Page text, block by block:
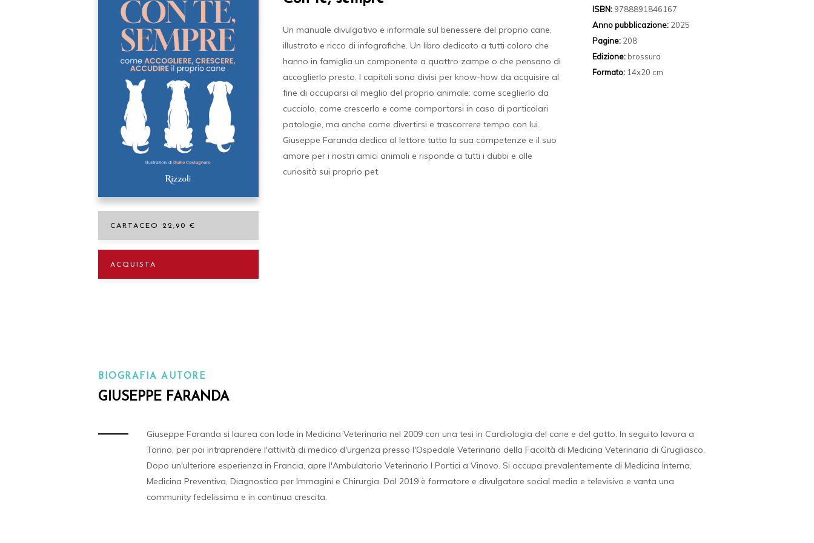
CARTACEO 22,90 €
ACQUISTA
Un manuale divulgativo e informale sul benessere del proprio cane,
illustrato e ricco di infografiche. Un libro dedicato a tutti coloro che
hanno in famiglia un componente a quattro zampe o che pensano di
accoglierlo presto. I capitoli sono divisi per know-how da acquisire al
fine di occuparsi al meglio del proprio animale: come sceglierlo da
cucciolo, come crescerlo e come comportarsi in caso di particolari
patologie, ma anche come divertirsi e trascorrere tempo con lui.
Giuseppe Faranda dedica al lettore tutta la sua competenze e il suo
amore per i nostri amici animali e risponde a tutti i dubbi e alle
curiosità sui proprio pet.
ISBN:9788891846167
Anno pubblicazione:2025
Pagine:208
Edizione:brossura
Formato:14x20 cm
BIOGRAFIA AUTORE
GIUSEPPE FARANDA
Giuseppe Faranda si laurea con lode in Medicina Veterinaria nel 2009 con una tesi in Cardiologia del cane e del gatto. In seguito lavora a
Torino, per poi intraprendere l'attività di medico d'urgenza presso l'Ospedale Veterinario della Facoltà di Medicina Veterinaria di Grugliasco.
Dopo un'ulteriore esperienza in Francia, apre l'Ambulatorio Veterinario I Portici a Vinovo. Si occupa prevalentemente di Medicina Interna,
Medicina Preventiva, Diagnostica per Immagini e Chirurgia. Dal 2019 è formatore e divulgatore social media e televisivo e vanta una
community fedelissima e in continua crescita.